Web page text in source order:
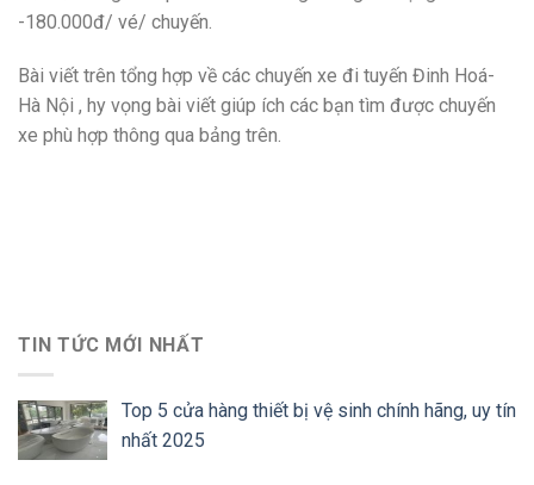
-180.000đ/ vé/ chuyến.
Bài viết trên tổng hợp về các chuyến xe đi tuyến Đinh Hoá-
Hà Nội , hy vọng bài viết giúp ích các bạn tìm được chuyến
xe phù hợp thông qua bảng trên.
TIN TỨC MỚI NHẤT
Top 5 cửa hàng thiết bị vệ sinh chính hãng, uy tín
nhất 2025